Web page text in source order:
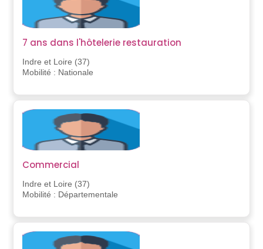
7 ans dans l'hôtelerie restauration
Indre et Loire (37)
Mobilité : Nationale
Commercial
Indre et Loire (37)
Mobilité : Départementale